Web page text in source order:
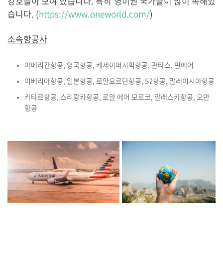
습니다. (https://www.oneworld.com/)
소속항공사
아메리칸항공, 영국항공, 케세이퍼시픽항공, 콴타스, 핀에어
이베리아항공, 일본항공, 로얄요르단항공, S7항공, 말레이시아항공
카타르항공, 스리랑카항공, 로얄 에어 모로코, 알래스카항공, 오만
항공